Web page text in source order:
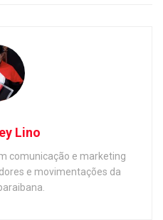
Lino
comunicação e marketing
e movimentações da